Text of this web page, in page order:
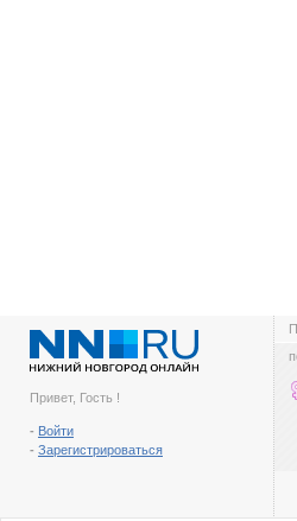
Привет, Гость !
- Войти
- Зарегистрироваться